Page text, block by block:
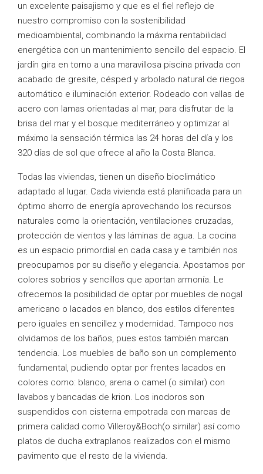
un excelente paisajismo y que es el fiel reflejo de
nuestro compromiso con la sostenibilidad
medioambiental, combinando la máxima rentabilidad
energética con un mantenimiento sencillo del espacio. El
jardín gira en torno a una maravillosa piscina privada con
acabado de gresite, césped y arbolado natural de riegoa
automático e iluminación exterior. Rodeado con vallas de
acero con lamas orientadas al mar, para disfrutar de la
brisa del mar y el bosque mediterráneo y optimizar al
máximo la sensación térmica las 24 horas del día y los
320 días de sol que ofrece al año la Costa Blanca.
Todas las viviendas, tienen un diseño bioclimático
adaptado al lugar. Cada vivienda está planificada para un
óptimo ahorro de energía aprovechando los recursos
naturales como la orientación, ventilaciones cruzadas,
protección de vientos y las láminas de agua. La cocina
es un espacio primordial en cada casa y e también nos
preocupamos por su diseño y elegancia. Apostamos por
colores sobrios y sencillos que aportan armonía. Le
ofrecemos la posibilidad de optar por muebles de nogal
americano o lacados en blanco, dos estilos diferentes
pero iguales en sencillez y modernidad. Tampoco nos
olvidamos de los baños, pues estos también marcan
tendencia. Los muebles de baño son un complemento
fundamental, pudiendo optar por frentes lacados en
colores como: blanco, arena o camel (o similar) con
lavabos y bancadas de krion. Los inodoros son
suspendidos con cisterna empotrada con marcas de
primera calidad como Villeroy&Boch(o similar) así como
platos de ducha extraplanos realizados con el mismo
pavimento que el resto de la vivienda.